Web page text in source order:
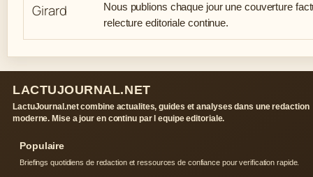
Nous publions chaque jour une couverture
relecture editoriale continue.
LACTUJOURNAL.NET
LactuJournal.net combine actualites, guides et analyses dans une redaction
moderne. Mise a jour en continu par l equipe editoriale.
Populaire
Briefings quotidiens de redaction et ressources de confiance pour verification rapide.